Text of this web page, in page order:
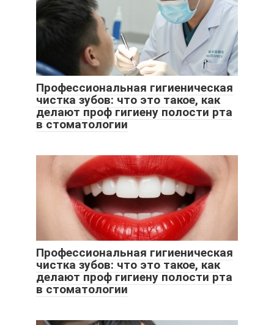
Профессиональная гигиеническая
чистка зубов: что это такое, как
делают проф гигиену полости рта
в стоматологии
Профессиональная гигиеническая
чистка зубов: что это такое, как
делают проф гигиену полости рта
в стоматологии